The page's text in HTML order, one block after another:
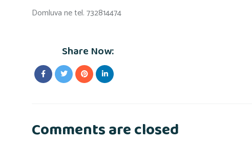
Domluva ne tel. 732814474
Share Now:
Comments are closed